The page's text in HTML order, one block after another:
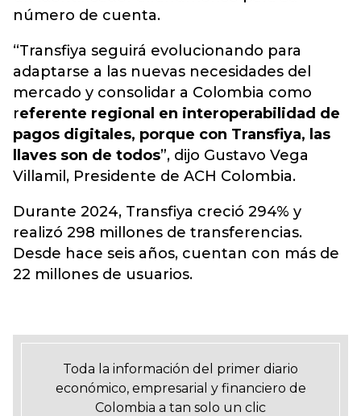
número de cuenta.
“Transfiya seguirá evolucionando para
adaptarse a las nuevas necesidades del
mercado y consolidar a Colombia como
referente regional en interoperabilidad de
pagos digitales, porque con Transfiya, las
llaves son de todos”, dijo Gustavo Vega
Villamil, Presidente de ACH Colombia.
Durante 2024, Transfiya creció 294% y
realizó 298 millones de transferencias.
Desde hace seis años, cuentan con más de
22 millones de usuarios.
Toda la información del primer diario
económico, empresarial y financiero de
Colombia a tan solo un clic